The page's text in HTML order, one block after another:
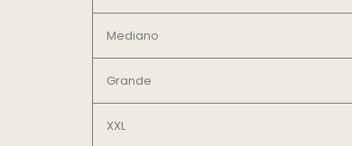
Mediano
Grande
XXL